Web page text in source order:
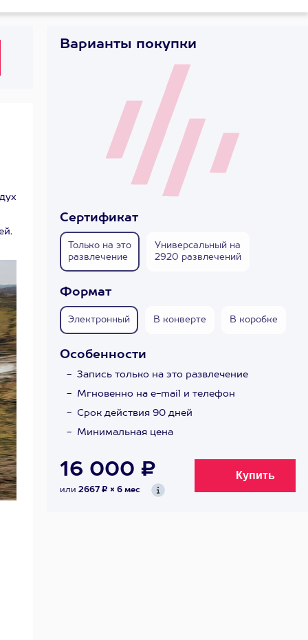
Варианты покупки
Сертификат
Только на это
развлечение
Универсальный на
2920 развлечений
Формат
Электронный В конверте В коробке
Особенности
Запись только на это развлечение
Мгновенно на e-mail и телефон
Срок действия 90 дней
Минимальная цена
16 000 ₽
или 2667 ₽ × 6 мес